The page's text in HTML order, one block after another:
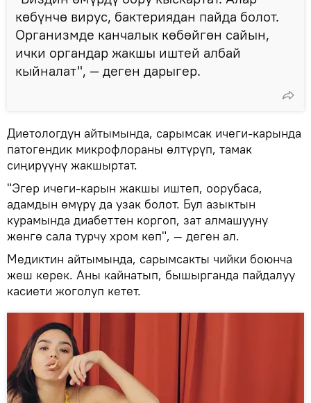
көбүнчө вирус, бактериядан пайда болот.
Организмде канчалык көбөйгөн сайын,
ички органдар жакшы иштей албай
кыйналат", — деген дарыгер.
Диетологдун айтымында, сарымсак ичеги-карында
патогендик микрофлораны өлтүрүп, тамак
сиңирүүнү жакшыртат.
"Эгер ичеги-карын жакшы иштеп, оорубаса,
адамдын өмүрү да узак болот. Бул азыктын
курамында диабеттен коргоп, зат алмашууну
жөнгө сала турчу хром көп", — деген ал.
Медиктин айтымында, сарымсакты чийки боюнча
жеш керек. Аны кайнатып, бышырганда пайдалуу
касиети жоголуп кетет.